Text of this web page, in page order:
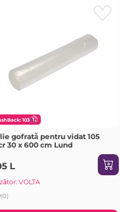
103
gofrată pentru vidat 105
30 x 600 cm Lund
L
VOLTA
(0)